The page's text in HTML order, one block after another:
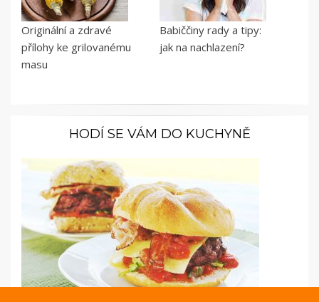
Originální a zdravé
přílohy ke grilovanému
masu
Babiččiny rady a tipy:
jak na nachlazení?
HODÍ SE VÁM DO KUCHYNĚ